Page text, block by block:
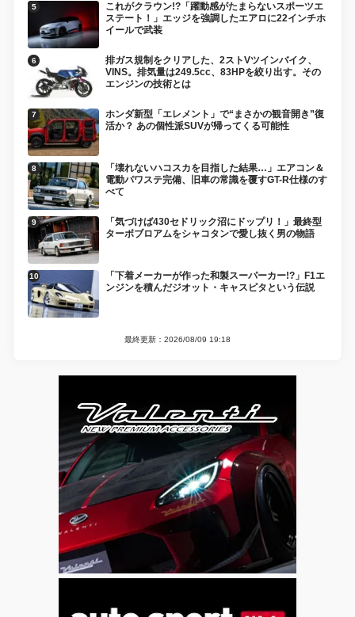
これがクラウン!?「躍動感がたまらないスポーツエ
ステート！」エッジを強調したエアロに22インチホ
イールで武装
排ガス規制をクリアした、2ストVツインバイク、
VINS。排気量は249.5cc、83HPを絞り出す。その
エンジンの技術とは
ホンダ新型「エレメント」で“まさかの観音開き”復
活か？ あの個性派SUVが帰ってくる可能性
「壊れないハコスカを目指した結果…」エアコン＆
電動パワステ完備、旧車の常識を覆すGT-R仕様のす
べて
「気づけば430セドリック沼にドップリ！」最終型
ターボブロアムをシャコタンで愛し抜く男の物語
「下着メーカーが作った和製スーパーカー!?」F1エ
ンジンを積んだジオット・キャスピタという伝説
最終更新：2026/08/09 19:18